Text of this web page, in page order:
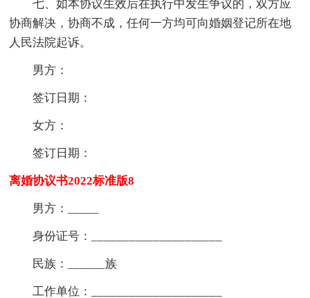
七、如本协议生效后在执行中发生争议的，双方应
协商解决，协商不成，任何一方均可向婚姻登记所在地
人民法院起诉。
男方：
签订日期：
女方：
签订日期：
离婚协议书2022标准版8
男方：_____
身份证号：_____________________
民族：______族
工作单位：_____________________